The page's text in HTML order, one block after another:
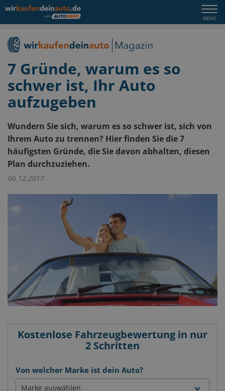
MENÜ
7 Gründe, warum es so
schwer ist, Ihr Auto
aufzugeben
Wundern Sie sich, warum es so schwer ist, sich von
Ihrem Auto zu trennen? Hier finden Sie die 7
häufigsten Gründe, die Sie davon abhalten, diesen
Plan durchzuziehen.
06.12.2017
Kostenlose Fahrzeugbewertung in nur
2 Schritten
Von welcher Marke ist dein Auto?